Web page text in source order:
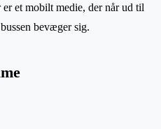
et mobilt medie, der når ud til
bevæger sig.